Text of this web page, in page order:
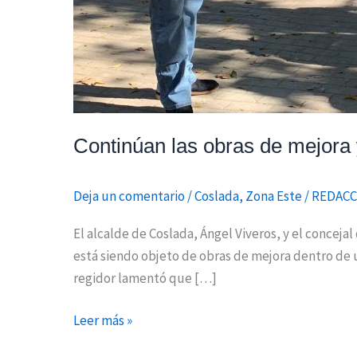
Continúan las obras de
Deja un comentario/Coslada, Zona Este/
El alcalde de Coslada, Ángel Viveros, y el
está siendo objeto de obras de mejora dentro de
regidor lamentó que […]
Leer más »